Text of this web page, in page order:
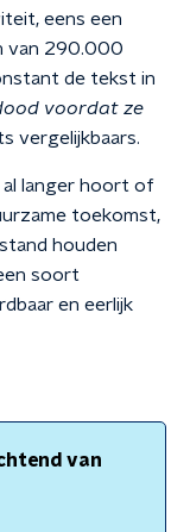
eens een
van 290.000
de tekst in
voordat ze
vergelijkbaars.
al langer hoort of
toekomst,
houden
soort
en eerlijk
van